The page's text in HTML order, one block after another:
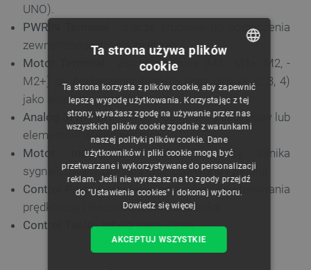
UNO).
PWRIN Terminal
- złącze śrubowe do podłączenia
zewnętrznego źródła zasilania.
Motor Terminal
- złącze śrubowe (M1-, M1+, M2, -
M2+) do podłączenia silników oraz piny (1, 2, 3, 4)
jako alternatywa podłączenia.
Analog 3Pin Port- pin do podłączenia czujników lub
elementów wykonawczych.
Motor Indicator- wskaźnik pracy silnika
sygnalizowany diodami LED: czerwoną i zieloną.
Control Port - port sterowania, służy do sterowania
prędkością i kierunkiem obrotu silnika.
Control Table- tabela sterowania.
CZECH
ENGLISH
GERMAN
Ta strona używa plików
cookie
Ta strona korzysta z plików cookie, aby zapewnić
lepszą wygodę użytkowania. Korzystając z tej
strony, wyrażasz zgodę na używanie przez nas
wszystkich plików cookie zgodnie z warunkami
naszej polityki plików cookie. Dane
użytkowników i pliki cookie mogą być
przetwarzane i wykorzystywane do personalizacji
reklam. Jeśli nie wyrażasz na to zgody przejdź
do "Ustawienia cookies" i dokonaj wyboru.
Dowiedz się więcej
AKCEPTUJ WSZYSTKIE